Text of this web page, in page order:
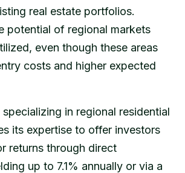
real estate portfolios.
potential of regional markets
even though these areas
costs and higher expected
specializing in regional residential
its expertise to offer investors
returns through direct
up to 7.1% annually or via a